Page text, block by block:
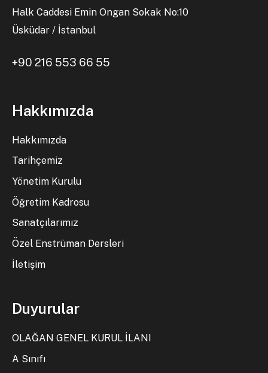
Halk Caddesi Emin Ongan Sokak No:10
Üsküdar / İstanbul
+90 216 553 66 55
Hakkımızda
Hakkımızda
Tarihçemiz
Yönetim Kurulu
Öğretim Kadrosu
Sanatçılarımız
Özel Enstrüman Dersleri
İletişim
Duyurular
OLAĞAN GENEL KURUL İLANI
A Sınıfı